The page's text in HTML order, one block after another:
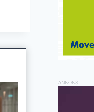
ANNONS